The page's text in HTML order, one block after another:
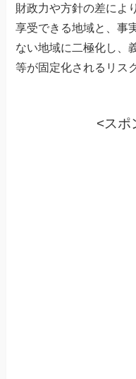
財政力や方針の差によ
享受できる地域と、事
ない地域に二極化し、
等が固定化されるリス
<スポ